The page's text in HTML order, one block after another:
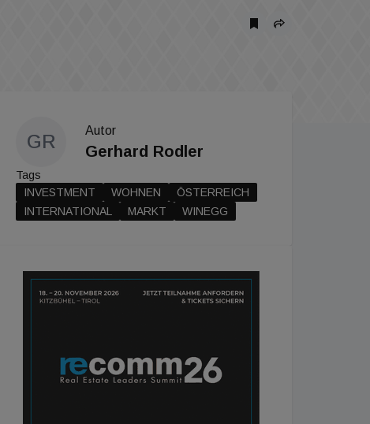
GR
Autor
Gerhard Rodler
Tags
INVESTMENT
WOHNEN
ÖSTERREICH
INTERNATIONAL
MARKT WINEGG